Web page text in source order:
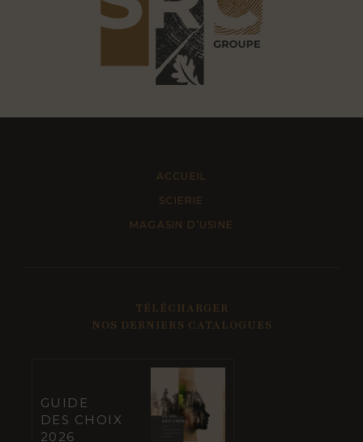
ACCUEIL
SCIERIE
MAGASIN D’USINE
TÉLÉCHARGER
NOS DERNIERS CATALOGUES
GUIDE
DES CHOIX
2026